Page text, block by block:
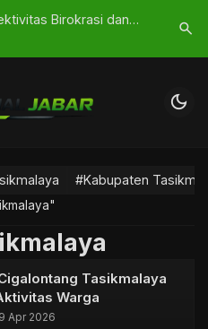
Birokrasi dan
Stasiun
search
dark_mode
#Kabupaten
Tasikmalaya
Warga
Apr 2026